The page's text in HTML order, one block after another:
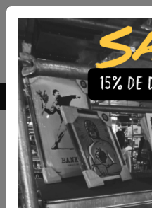
Envío Gratis a todo Chile